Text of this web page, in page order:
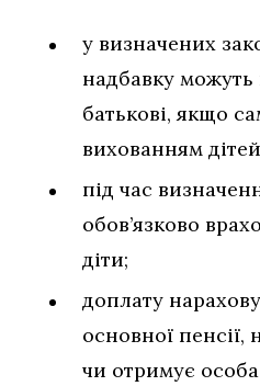
у визначених
надбавку
батькові, якщо
вихованням
під час
обов’язково
діти;
доплату
основної пенсії,
чи отримує